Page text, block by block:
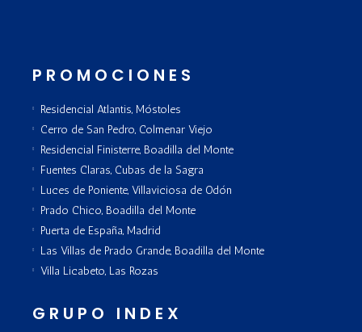
PROMOCIONES
Residencial Atlantis, Móstoles
Cerro de San Pedro, Colmenar Viejo
Residencial Finisterre, Boadilla del Monte
Fuentes Claras, Cubas de la Sagra
Luces de Poniente, Villaviciosa de Odón
Prado Chico, Boadilla del Monte
Puerta de España, Madrid
Las Villas de Prado Grande, Boadilla del Monte
Villa Licabeto, Las Rozas
GRUPO INDEX